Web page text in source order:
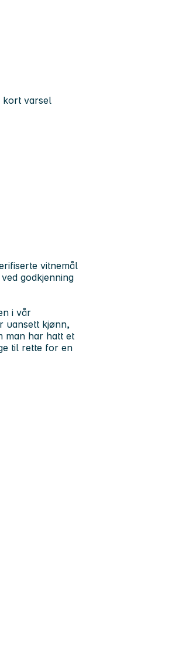
kort varsel
vitnemål
godkjenning
i vår
uansett kjønn,
man har hatt et
til rette for en